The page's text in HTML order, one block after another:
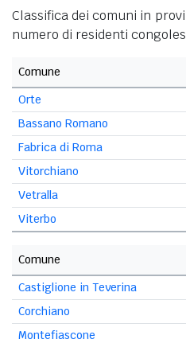
Classifica dei comuni in
numero di residenti
Comune
Orte
Bassano Romano
Fabrica di Roma
Vitorchiano
Vetralla
Viterbo
Comune
Castiglione in Teverina
Corchiano
Montefiascone